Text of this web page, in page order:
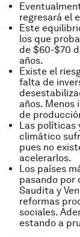
regresará el
Este
los que
de $60-$70
años.
Existe el
falta de
años. Menos
de
Las políticas
climático
pues no
acelerarlos.
Los países
pasando por
Saudita y
reformas
sociales.
estando a